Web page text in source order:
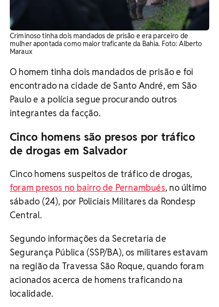
Criminoso tinha dois mandados de prisão e era parceiro de
mulher apontada como maior traficante da Bahia. Foto: Alberto
Maraux
O homem tinha dois mandados de prisão e foi
encontrado na cidade de Santo André, em São
Paulo e a polícia segue procurando outros
integrantes da facção.
Cinco homens são presos por tráfico
de drogas em Salvador
Cinco homens suspeitos de tráfico de drogas,
foram presos no bairro de Pernambués, no último
sábado (24), por Policiais Militares da Rondesp
Central.
Segundo informações da Secretaria de
Segurança Pública (SSP/BA), os militares estavam
na região da Travessa São Roque, quando foram
acionados acerca de homens traficando na
localidade.